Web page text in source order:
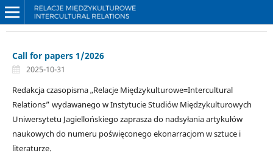
Call for papers 1/2026
2025-10-31
Redakcja czasopisma „Relacje Międzykulturowe=Intercultural
Relations” wydawanego w Instytucie Studiów Międzykulturowych
Uniwersytetu Jagiellońskiego zaprasza do nadsyłania artykułów
naukowych do numeru poświęconego ekonarracjom w sztuce i
literaturze.